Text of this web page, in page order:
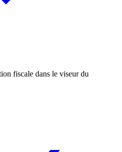
fiscale dans le viseur du